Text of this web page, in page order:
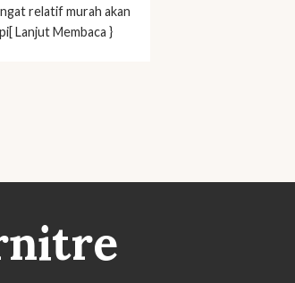
relatif murah akan
Lanjut Membaca }